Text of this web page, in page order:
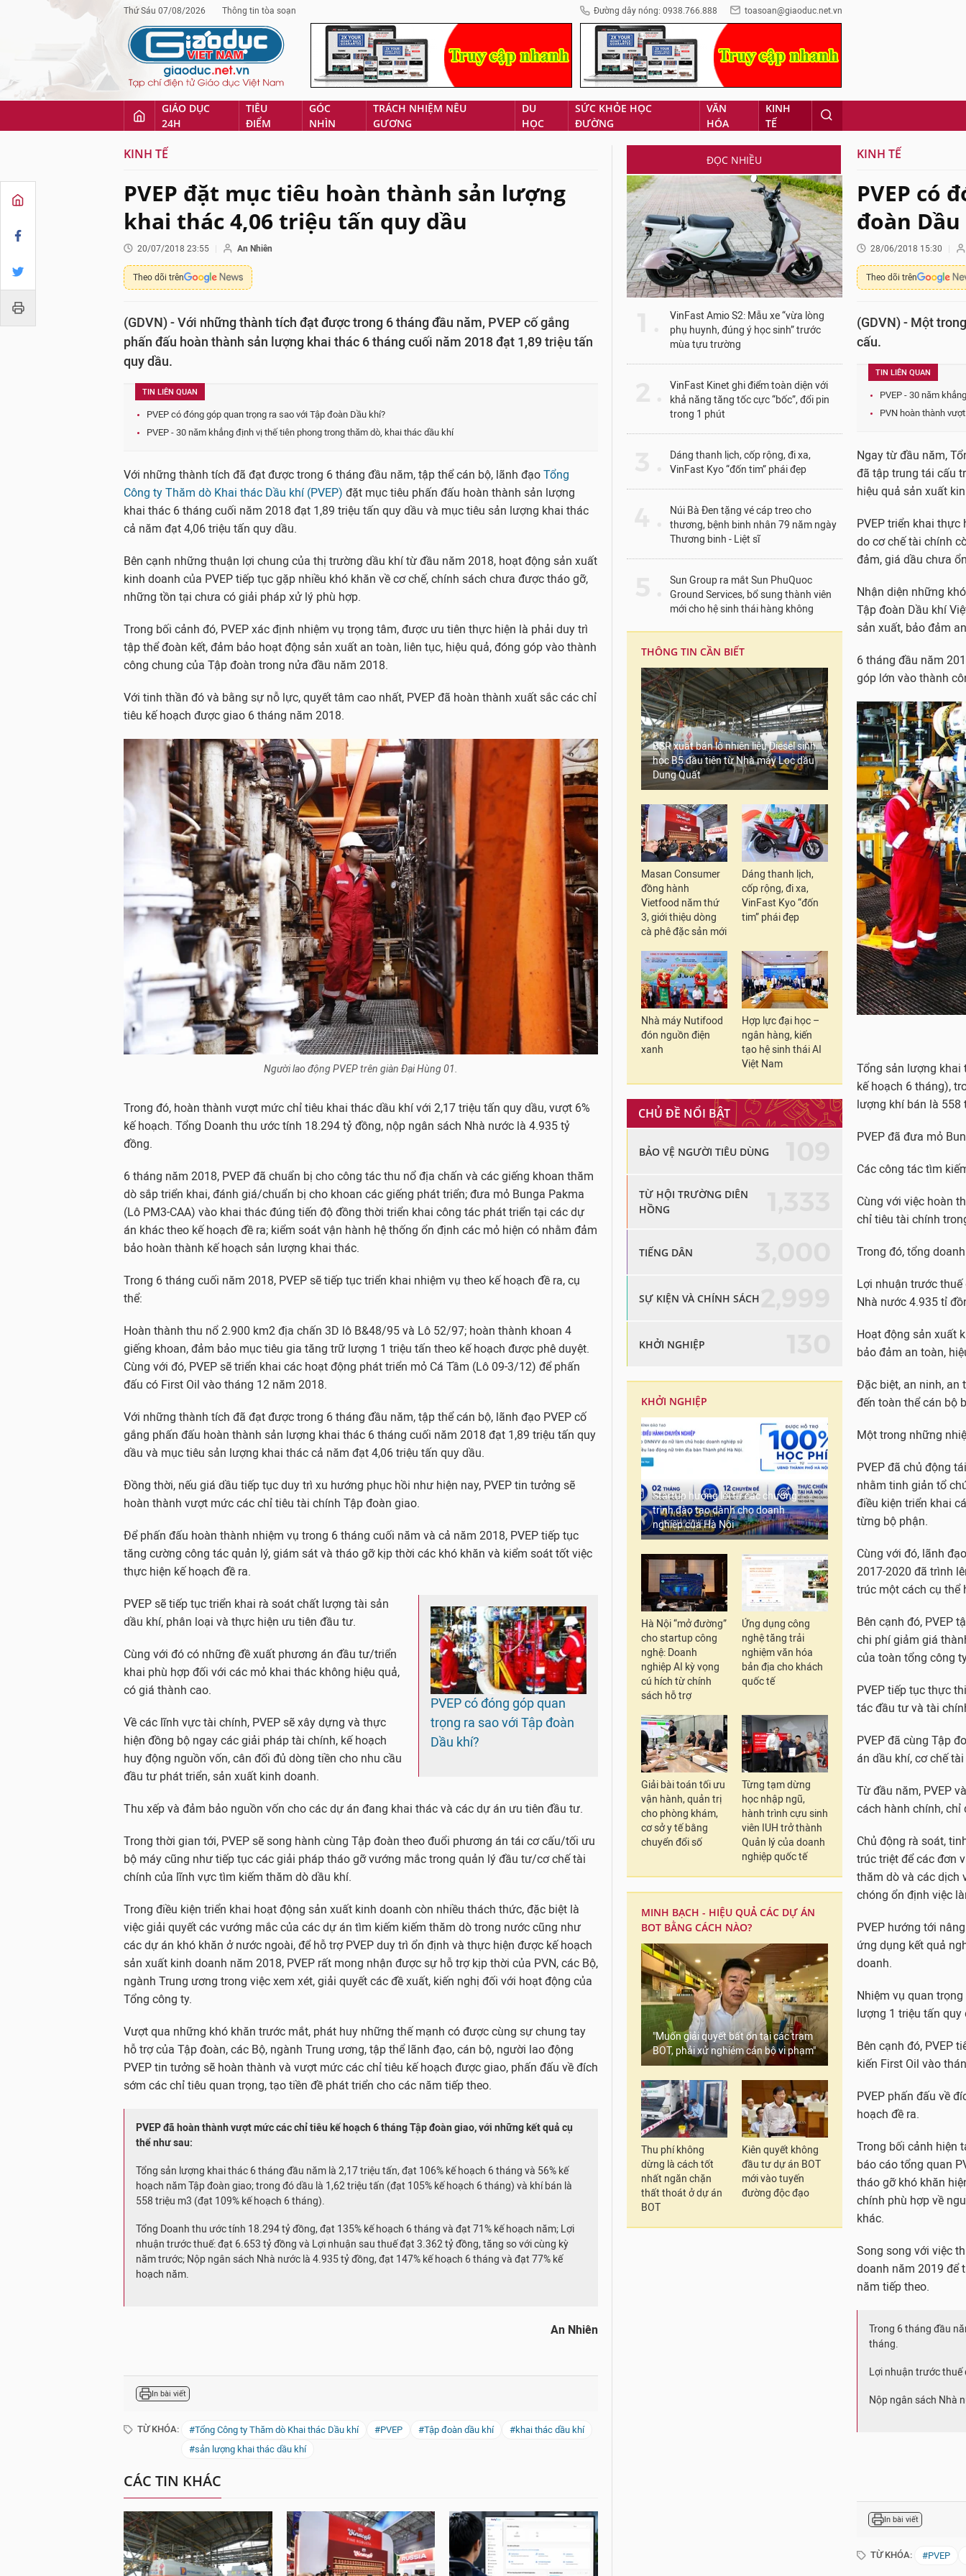
Thứ Sáu 07/08/2026 Thông tin tòa soạn Đường dây nóng: 0938.766.888 toasoan@giaoduc.net.vn
GIÁO DỤC
24H
TIÊU
ĐIỂM
GÓC
NHÌN
TRÁCH NHIỆM NÊU
GƯƠNG
DU
HỌC
SỨC KHỎE HỌC
ĐƯỜNG
VĂN
HÓA
KINH
TẾ
KINH TẾ
PVEP đặt mục tiêu hoàn thành sản lượng
khai thác 4,06 triệu tấn quy dầu
20/07/2018 23:55 An Nhiên
Theo dõi trên
(GDVN) - Với những thành tích đạt được trong 6 tháng đầu năm, PVEP cố gắng
phấn đấu hoàn thành sản lượng khai thác 6 tháng cuối năm 2018 đạt 1,89 triệu tấn
quy dầu.
TIN LIÊN QUAN
PVEP có đóng góp quan trọng ra sao với Tập đoàn Dầu khí?
PVEP - 30 năm khẳng định vị thế tiên phong trong thăm dò, khai thác dầu khí
Với những thành tích đã đạt được trong 6 tháng đầu năm, tập thể cán bộ, lãnh đạo Tổng
Công ty Thăm dò Khai thác Dầu khí (PVEP) đặt mục tiêu phấn đấu hoàn thành sản lượng
khai thác 6 tháng cuối năm 2018 đạt 1,89 triệu tấn quy dầu và mục tiêu sản lượng khai thác
cả năm đạt 4,06 triệu tấn quy dầu.
Bên cạnh những thuận lợi chung của thị trường dầu khí từ đầu năm 2018, hoạt động sản xuất
kinh doanh của PVEP tiếp tục gặp nhiều khó khăn về cơ chế, chính sách chưa được tháo gỡ,
những tồn tại chưa có giải pháp xử lý phù hợp.
Trong bối cảnh đó, PVEP xác định nhiệm vụ trọng tâm, được ưu tiên thực hiện là phải duy trì
tập thể đoàn kết, đảm bảo hoạt động sản xuất an toàn, liên tục, hiệu quả, đóng góp vào thành
công chung của Tập đoàn trong nửa đầu năm 2018.
Với tinh thần đó và bằng sự nỗ lực, quyết tâm cao nhất, PVEP đã hoàn thành xuất sắc các chỉ
tiêu kế hoạch được giao 6 tháng năm 2018.
Người lao động PVEP trên giàn Đại Hùng 01.
Trong đó, hoàn thành vượt mức chỉ tiêu khai thác dầu khí với 2,17 triệu tấn quy dầu, vượt 6%
kế hoạch. Tổng Doanh thu ước tính 18.294 tỷ đồng, nộp ngân sách Nhà nước là 4.935 tỷ
đồng.
6 tháng năm 2018, PVEP đã chuẩn bị cho công tác thu nổ địa chấn và các giếng khoan thăm
dò sắp triển khai, đánh giá/chuẩn bị cho khoan các giếng phát triển; đưa mỏ Bunga Pakma
(Lô PM3-CAA) vào khai thác đúng tiến độ đồng thời triển khai công tác phát triển tại các dự
án khác theo kế hoạch đề ra; kiểm soát vận hành hệ thống ổn định các mỏ hiện có nhằm đảm
bảo hoàn thành kế hoạch sản lượng khai thác.
Trong 6 tháng cuối năm 2018, PVEP sẽ tiếp tục triển khai nhiệm vụ theo kế hoạch đề ra, cụ
thể:
Hoàn thành thu nổ 2.900 km2 địa chấn 3D lô B&48/95 và Lô 52/97; hoàn thành khoan 4
giếng khoan, đảm bảo mục tiêu gia tăng trữ lượng 1 triệu tấn theo kế hoạch được phê duyệt.
Cùng với đó, PVEP sẽ triển khai các hoạt động phát triển mỏ Cá Tầm (Lô 09-3/12) để phấn
đấu có First Oil vào tháng 12 năm 2018.
Với những thành tích đã đạt được trong 6 tháng đầu năm, tập thể cán bộ, lãnh đạo PVEP cố
gắng phấn đấu hoàn thành sản lượng khai thác 6 tháng cuối năm 2018 đạt 1,89 triệu tấn quy
dầu và mục tiêu sản lượng khai thác cả năm đạt 4,06 triệu tấn quy dầu.
Đồng thời, nếu giá dầu tiếp tục duy trì xu hướng phục hồi như hiện nay, PVEP tin tưởng sẽ
hoàn thành vượt mức các chỉ tiêu tài chính Tập đoàn giao.
Để phấn đấu hoàn thành nhiệm vụ trong 6 tháng cuối năm và cả năm 2018, PVEP tiếp tục
tăng cường công tác quản lý, giám sát và tháo gỡ kịp thời các khó khăn và kiểm soát tốt việc
thực hiện kế hoạch đề ra.
PVEP có đóng góp quan
trọng ra sao với Tập đoàn
Dầu khí?
PVEP sẽ tiếp tục triển khai rà soát chất lượng tài sản
dầu khí, phân loại và thực hiện ưu tiên đầu tư.
Cùng với đó có những đề xuất phương án đầu tư/triển
khai phù hợp đối với các mỏ khai thác không hiệu quả,
có giá thành cao.
Về các lĩnh vực tài chính, PVEP sẽ xây dựng và thực
hiện đồng bộ ngay các giải pháp tài chính, kế hoạch
huy động nguồn vốn, cân đối đủ dòng tiền cho nhu cầu
đầu tư phát triển, sản xuất kinh doanh.
Thu xếp và đảm bảo nguồn vốn cho các dự án đang khai thác và các dự án ưu tiên đầu tư.
Trong thời gian tới, PVEP sẽ song hành cùng Tập đoàn theo đuổi phương án tái cơ cấu/tối ưu
bộ máy cũng như tiếp tục các giải pháp tháo gỡ vướng mắc trong quản lý đầu tư/cơ chế tài
chính của lĩnh vực tìm kiếm thăm dò dầu khí.
Trong điều kiện triển khai hoạt động sản xuất kinh doanh còn nhiều thách thức, đặc biệt là
việc giải quyết các vướng mắc của các dự án tìm kiếm kiếm thăm dò trong nước cũng như
các dự án khó khăn ở nước ngoài, để hỗ trợ PVEP duy trì ổn định và thực hiện được kế hoạch
sản xuất kinh doanh năm 2018, PVEP rất mong nhận được sự hỗ trợ kịp thời của PVN, các Bộ,
ngành Trung ương trong việc xem xét, giải quyết các đề xuất, kiến nghị đối với hoạt động của
Tổng công ty.
Vượt qua những khó khăn trước mắt, phát huy những thế mạnh có được cùng sự chung tay
hỗ trợ của Tập đoàn, các Bộ, ngành Trung ương, tập thể lãnh đạo, cán bộ, người lao động
PVEP tin tưởng sẽ hoàn thành và vượt mức các chỉ tiêu kế hoạch được giao, phấn đấu về đích
sớm các chỉ tiêu quan trọng, tạo tiền đề phát triển cho các năm tiếp theo.
PVEP đã hoàn thành vượt mức các chỉ tiêu kế hoạch 6 tháng Tập đoàn giao, với những kết quả cụ
thể như sau:
Tổng sản lượng khai thác 6 tháng đầu năm là 2,17 triệu tấn, đạt 106% kế hoạch 6 tháng và 56% kế
hoạch năm Tập đoàn giao; trong đó dầu là 1,62 triệu tấn (đạt 105% kế hoạch 6 tháng) và khí bán là
558 triệu m3 (đạt 109% kế hoạch 6 tháng).
Tổng Doanh thu ước tính 18.294 tỷ đồng, đạt 135% kế hoạch 6 tháng và đạt 71% kế hoạch năm; Lợi
nhuận trước thuế: đạt 6.653 tỷ đồng và Lợi nhuận sau thuế đạt 3.362 tỷ đồng, tăng so với cùng kỳ
năm trước; Nộp ngân sách Nhà nước là 4.935 tỷ đồng, đạt 147% kế hoạch 6 tháng và đạt 77% kế
hoạch năm.
An Nhiên
In bài viết
TỪ KHÓA: #Tổng Công ty Thăm dò Khai thác Dầu khí #PVEP #Tập đoàn dầu khí
#khai thác dầu khí
#sản lượng khai thác dầu khí
CÁC TIN KHÁC
ĐỌC NHIỀU
VinFast Amio S2: Mẫu xe “vừa lòng
phụ huynh, đúng ý học sinh” trước
mùa tựu trường
VinFast Kinet ghi điểm toàn diện với
khả năng tăng tốc cực “bốc”, đổi pin
trong 1 phút
Dáng thanh lịch, cốp rộng, đi xa,
VinFast Kyo “đốn tim” phái đẹp
Núi Bà Đen tặng vé cáp treo cho
thương, bệnh binh nhân 79 năm ngày
Thương binh - Liệt sĩ
Sun Group ra mắt Sun PhuQuoc
Ground Services, bổ sung thành viên
mới cho hệ sinh thái hàng không
THÔNG TIN CẦN BIẾT
BSR xuất bán lô nhiên liệu Diesel sinh
học B5 đầu tiên từ Nhà máy Lọc dầu
Dung Quất
Masan Consumer
đồng hành
Vietfood năm thứ
3, giới thiệu dòng
cà phê đặc sản mới
Dáng thanh lịch,
cốp rộng, đi xa,
VinFast Kyo “đốn
tim” phái đẹp
Nhà máy Nutifood
đón nguồn điện
xanh
Hợp lực đại học –
ngân hàng, kiến
tạo hệ sinh thái AI
Việt Nam
CHỦ ĐỀ NỔI BẬT
BẢO VỆ NGƯỜI TIÊU DÙNG
TỪ HỘI TRƯỜNG DIÊN
HỒNG
TIẾNG DÂN
SỰ KIỆN VÀ CHÍNH SÁCH
KHỞI NGHIỆP
KHỞI NGHIỆP
Startup hưởng lợi từ các chương
trình đào tạo dành cho doanh
nghiệp của Hà Nội
Hà Nội “mở đường”
cho startup công
nghệ: Doanh
nghiệp AI kỳ vọng
cú hích từ chính
sách hỗ trợ
Ứng dụng công
nghệ tăng trải
nghiệm văn hóa
bản địa cho khách
quốc tế
Giải bài toán tối ưu
vận hành, quản trị
cho phòng khám,
cơ sở y tế bằng
chuyển đổi số
Từng tạm dừng
học nhập ngũ,
hành trình cựu sinh
viên IUH trở thành
Quản lý của doanh
nghiệp quốc tế
MINH BẠCH - HIỆU QUẢ CÁC DỰ ÁN
BOT BẰNG CÁCH NÀO?
"Muốn giải quyết bất ổn tại các trạm
BOT, phải xử nghiêm cán bộ vi phạm"
Thu phí không
dừng là cách tốt
nhất ngăn chặn
thất thoát ở dự án
BOT
Kiên quyết không
đầu tư dự án BOT
mới vào tuyến
đường độc đạo
KINH TẾ
PVEP có
đoàn
28/06/2018 15:30
Theo dõi trên
(GDVN) - Một
cấu.
TIN LIÊN QUAN
PVEP - 30 năm
PVN hoàn thành
Ngay từ đầu năm,
đã tập trung tái cấu
hiệu quả sản xuất
PVEP triển khai
do cơ chế tài chính
đảm, giá dầu chưa
Nhận diện những
Tập đoàn Dầu khí
sản xuất, bảo đảm
6 tháng đầu năm
góp lớn vào thành
Tổng sản lượng khai
kế hoạch 6 tháng),
lượng khí bán là 558
PVEP đã đưa mỏ
Các công tác tìm
Cùng với việc hoàn
chỉ tiêu tài chính
Trong đó, tổng
Lợi nhuận trước
Nhà nước 4.935 tỉ
Hoạt động sản xuất
bảo đảm an toàn,
Đặc biệt, an ninh, an
đến toàn thể cán bộ
Một trong những
PVEP đã chủ động
nhằm tinh giản tổ
điều kiện triển khai
từng bộ phận.
Cùng với đó, lãnh
2017-2020 đã trình
trúc một cách cụ thể
Bên cạnh đó, PVEP
chi phí giảm giá
của toàn tổng công
PVEP tiếp tục thực
tác đầu tư và tài
PVEP đã cùng Tập
án dầu khí, cơ chế
Từ đầu năm, PVEP
cách hành chính, chỉ
Chủ động rà soát,
trúc triệt để các đơn
thăm dò và các dịch
chóng ổn định việc
PVEP hướng tới
ứng dụng kết quả
doanh.
Nhiệm vụ quan
lượng 1 triệu tấn quy
Bên cạnh đó, PVEP
kiến First Oil vào
PVEP phấn đấu về
hoạch đề ra.
Trong bối cảnh hiện
báo cáo tổng quan
tháo gỡ khó khăn
chính phù hợp về
khác.
Song song với việc
doanh năm 2019 để
năm tiếp theo.
Trong 6 tháng đầu
tháng.
Lợi nhuận trước
Nộp ngân sách Nhà
In bài viết
TỪ KHÓA: #PVEP